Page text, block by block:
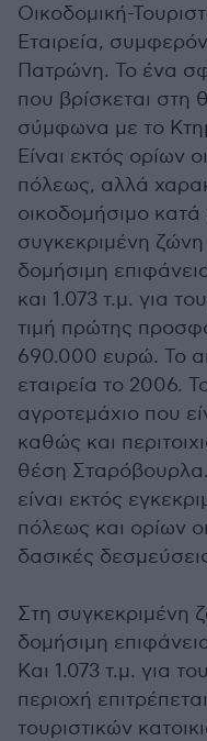
Οικοδομική-
Εταιρεία,
Πατρώνη. Το ένα
που βρίσκεται στη
σύμφωνα με το
Είναι εκτός ορίων
πόλεως, αλλά
οικοδομήσιμο
συγκεκριμένη ζώνη
δομήσιμη
και 1.073 τ.μ. για
τιμή πρώτης
690.000 ευρώ. Το
εταιρεία το 2006.
αγροτεμάχιο που
καθώς και
θέση Σταρόβουρλα.
είναι εκτός
πόλεως και ορίων
δασικές
Στη συγκεκριμένη
δομήσιμη
Και 1.073 τ.μ. για
περιοχή
τουριστικών